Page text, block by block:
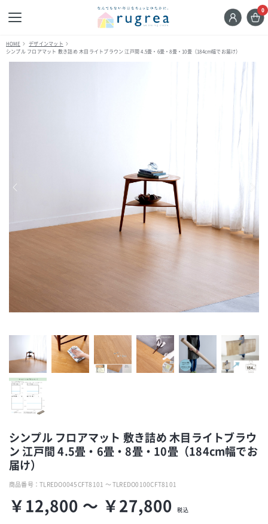
0
HOME
デザインマット
シンプル フロアマット 敷き詰め 木目ライトブラウン 江戸間 4.5畳・6畳・8畳・10畳（184cm幅でお届け）
シンプル フロアマット 敷き詰め 木目ライトブラウ
ン 江戸間 4.5畳・6畳・8畳・10畳（184cm幅でお
届け）
商品番号：TLREDO0045CFT8101 ～ TLREDO0100CFT8101
￥12,800 ～ ￥27,800 税込